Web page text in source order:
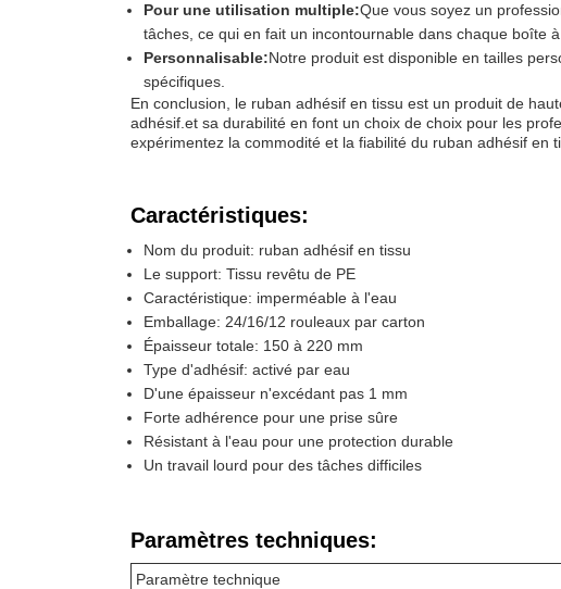
Pour une utilisation multiple:Que vous soyez un
tâches, ce qui en fait un incontournable dans chaque boîte à
Personnalisable:Notre produit est disponible en tailles
spécifiques.
En conclusion, le ruban adhésif en tissu est un produit de
adhésif.et sa durabilité en font un choix de choix pour les
expérimentez la commodité et la fiabilité du ruban adhésif en
Caractéristiques:
Nom du produit: ruban adhésif en tissu
Le support: Tissu revêtu de PE
Caractéristique: imperméable à l'eau
Emballage: 24/16/12 rouleaux par carton
Épaisseur totale: 150 à 220 mm
Type d'adhésif: activé par eau
D'une épaisseur n'excédant pas 1 mm
Forte adhérence pour une prise sûre
Résistant à l'eau pour une protection durable
Un travail lourd pour des tâches difficiles
Paramètres techniques:
Paramètre technique